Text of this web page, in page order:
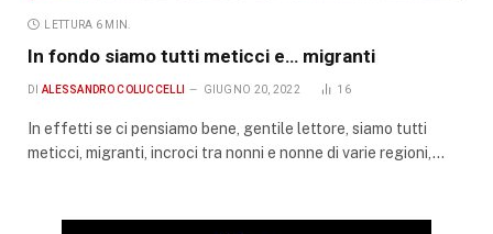
LETTURA 6 MIN.
In fondo siamo tutti meticci e… migranti
DI ALESSANDRO COLUCCELLI GIUGNO 20, 2022 16
In effetti se ci pensiamo bene, gentile lettore, siamo tutti
meticci, migranti, incroci tra nonni e nonne di varie regioni,…